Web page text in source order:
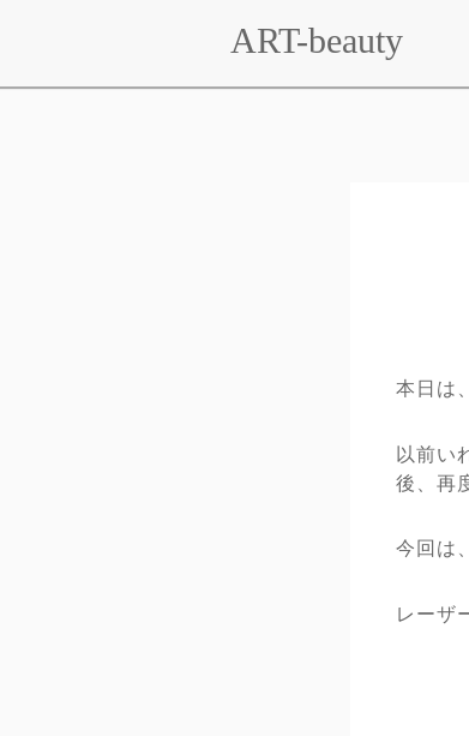
ART-beauty
本日は
以前い
後、再
今回は
レーザ